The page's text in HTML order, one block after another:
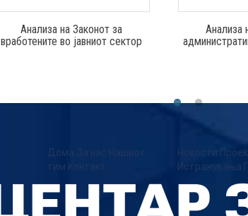
Анализа на Законот за
вработените во јавниот сектор
Анализа
Дома За нас
Нашиот
тим Контакт
Новости
Истражувања